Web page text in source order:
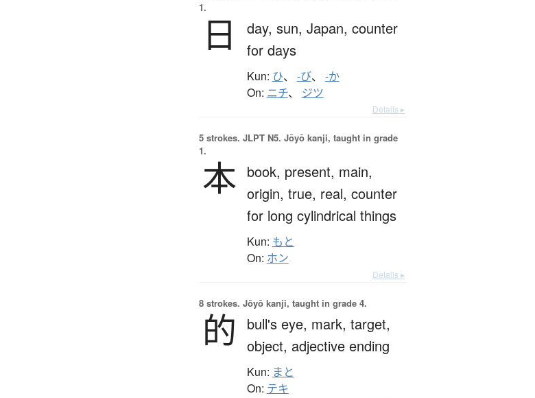
1.
日 day, sun, Japan, counter
for days
Kun: ひ、 -び、 -か
On: ニチ、 ジツ
Details ▸
5 strokes. JLPT N5. Jōyō kanji, taught in grade
1.
本 book, present, main,
origin, true, real, counter
for long cylindrical things
Kun: もと
On: ホン
Details ▸
8 strokes. Jōyō kanji, taught in grade 4.
的 bull's eye, mark, target,
object, adjective ending
Kun: まと
On: テキ